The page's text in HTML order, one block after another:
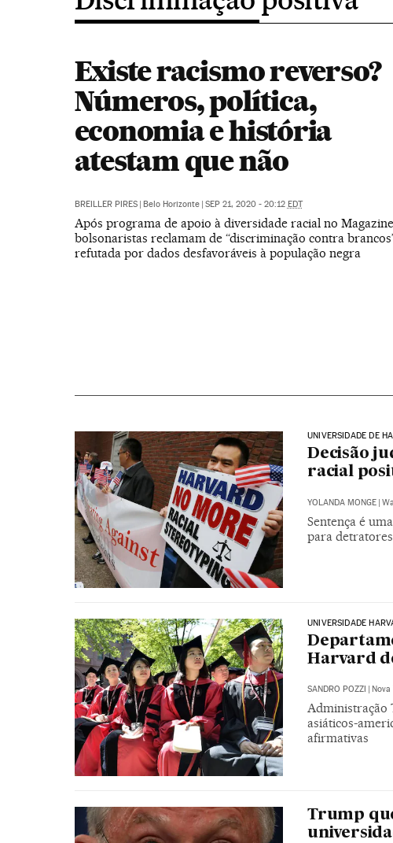
Existe racismo reverso?
Números, política,
economia e história
atestam que não
BREILLER PIRES | Belo Horizonte | SEP 21, 2020 - 20:12 EDT
Após programa de apoio à diversidade racial no
bolsonaristas reclamam de “discriminação contra
refutada por dados desfavoráveis à população negra
UNIVERSIDADE DE
Decisão
racial
YOLANDA MONGE |
Sentença é
para
UNIVERSIDADE
Harvard
SANDRO POZZI Nova
Administração
asiáticos-
afirmativas
Trump